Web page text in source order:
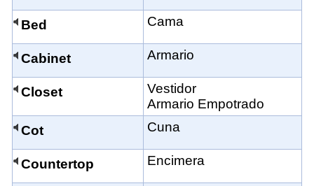
Bed Cama
Cabinet Armario
Closet
Vestidor
Armario Empotrado
Cot
Cuna
Countertop Encimera